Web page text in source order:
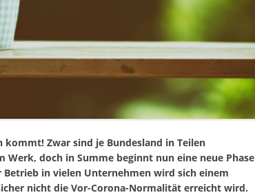
kommt! Zwar sind je Bundesland in Teilen
Werk, doch in Summe beginnt nun eine neue Phase
in vielen Unternehmen wird sich einem
nicht die Vor-Corona-Normalität erreicht wird.